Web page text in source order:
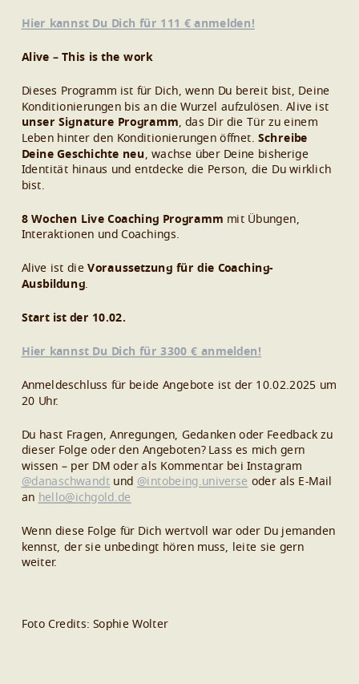
Hier kannst Du Dich für 111 € anmelden!
Alive – This is the work
Dieses Programm ist für Dich, wenn Du bereit bist, Deine
Konditionierungen bis an die Wurzel aufzulösen. Alive ist
unser Signature Programm, das Dir die Tür zu einem
Leben hinter den Konditionierungen öffnet. Schreibe
Deine Geschichte neu , wachse über Deine bisherige
Identität hinaus und entdecke die Person, die Du wirklich
bist.
8 Wochen Live Coaching Programm mit Übungen,
Interaktionen und Coachings.
Alive ist dieVoraussetzung für die Coaching-
Ausbildung
Start ist der 10.02.
Hier kannst Du Dich für 3300 € anmelden!
Anmeldeschluss für beide Angebote ist der 10.02.2025 um
20 Uhr.
Du hast Fragen, Anregungen, Gedanken oder Feedback zu
dieser Folge oder den Angeboten? Lass es mich gern
wissen – per DM oder als Kommentar bei Instagram
@danaschwandt und @intobeing.universe oder als E-Mail
an hello@ichgold.de
Wenn diese Folge für Dich wertvoll war oder Du jemanden
kennst, der sie unbedingt hören muss, leite sie gern
weiter.
Foto Credits: Sophie Wolter